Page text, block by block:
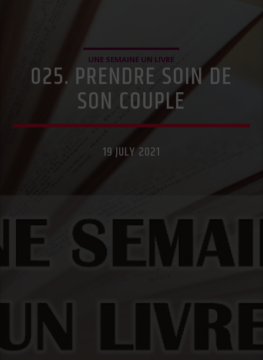
UNE SEMAINE UN LIVRE
025. PRENDRE SOIN DE
SON COUPLE
19 JULY 2021